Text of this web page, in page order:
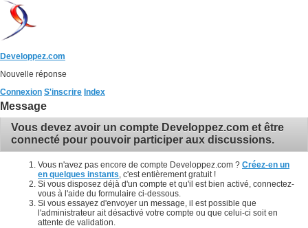
Developpez.com
Nouvelle réponse
Connexion S'inscrire Index
Message
Vous devez avoir un compte Developpez.com et être
connecté pour pouvoir participer aux discussions.
Vous n'avez pas encore de compte Developpez.com ? Créez-en un
en quelques instants , c'est entièrement gratuit !
Si vous disposez déjà d'un compte et qu'il est bien activé, connectez-
vous à l'aide du formulaire ci-dessous.
Si vous essayez d'envoyer un message, il est possible que
l'administrateur ait désactivé votre compte ou que celui-ci soit en
attente de validation.